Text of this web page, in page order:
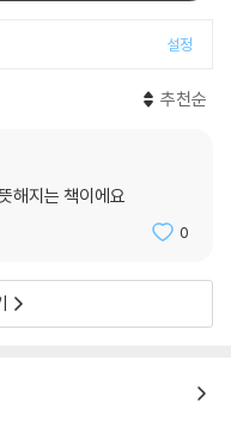
설정
추천순
해지는 책이에요
0